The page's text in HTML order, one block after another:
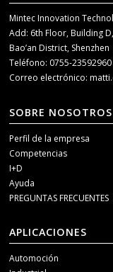
Mintec Innovation
Add: 6th Floor, Building
Bao’an District, Shenzhen
Teléfono: 0755-23592960
Correo electrónico:
SOBRE NOSOTROS
Perfil de la empresa
Competencias
I+D
Ayuda
PREGUNTAS FRECUENTES
APLICACIONES
Automoción